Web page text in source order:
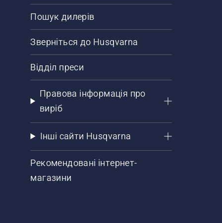
Пошук дилерів
Зверніться до Husqvarna
Відділ преси
Правова інформація про
виріб
Інші сайти Husqvarna
Рекомендовані інтернет-
магазини